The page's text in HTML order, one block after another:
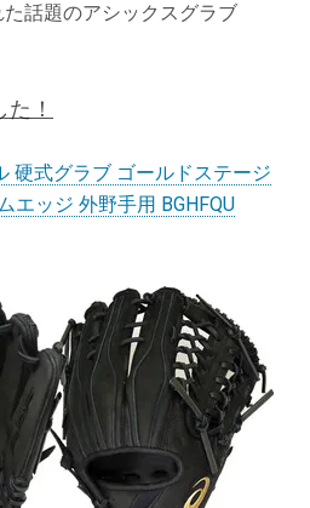
話題のアシックスグラブ
！
硬式グラブ ゴールドステージ
エッジ 外野手用 BGHFQU